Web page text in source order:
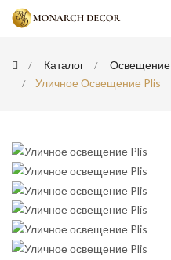
Каталог Освещение
Уличное Освещение Plis